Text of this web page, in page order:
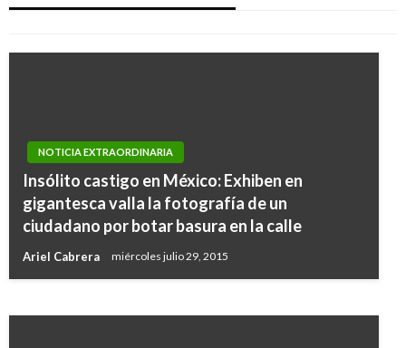
Iván Briceño jueves febrero 7, 2019
NOTICIA EXTRAORDINARIA
Insólito castigo en México: Exhiben en
gigantesca valla la fotografía de un
ciudadano por botar basura en la calle
Ariel Cabrera miércoles julio 29, 2015
Tensión en La Picota, Jesús Santrich fue